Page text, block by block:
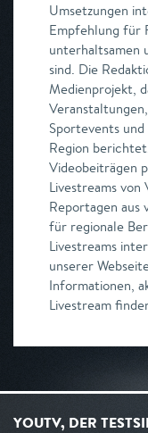
Umsetzungen
Empfehlung für
unterhaltsamen
sind. Die
Medienprojekt,
Sportevents
Region
Videobeiträgen
Livestreams
Reportagen aus
für regionale
Livestreams
unserer
Informationen,
Livestream
YOUTV, DER